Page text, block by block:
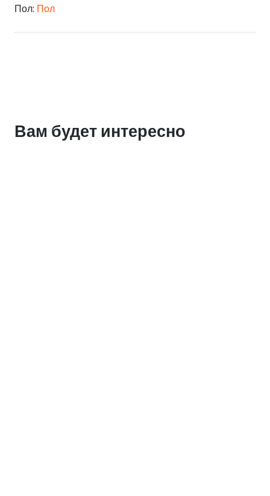
Пол: Пол
Вам будет интересно